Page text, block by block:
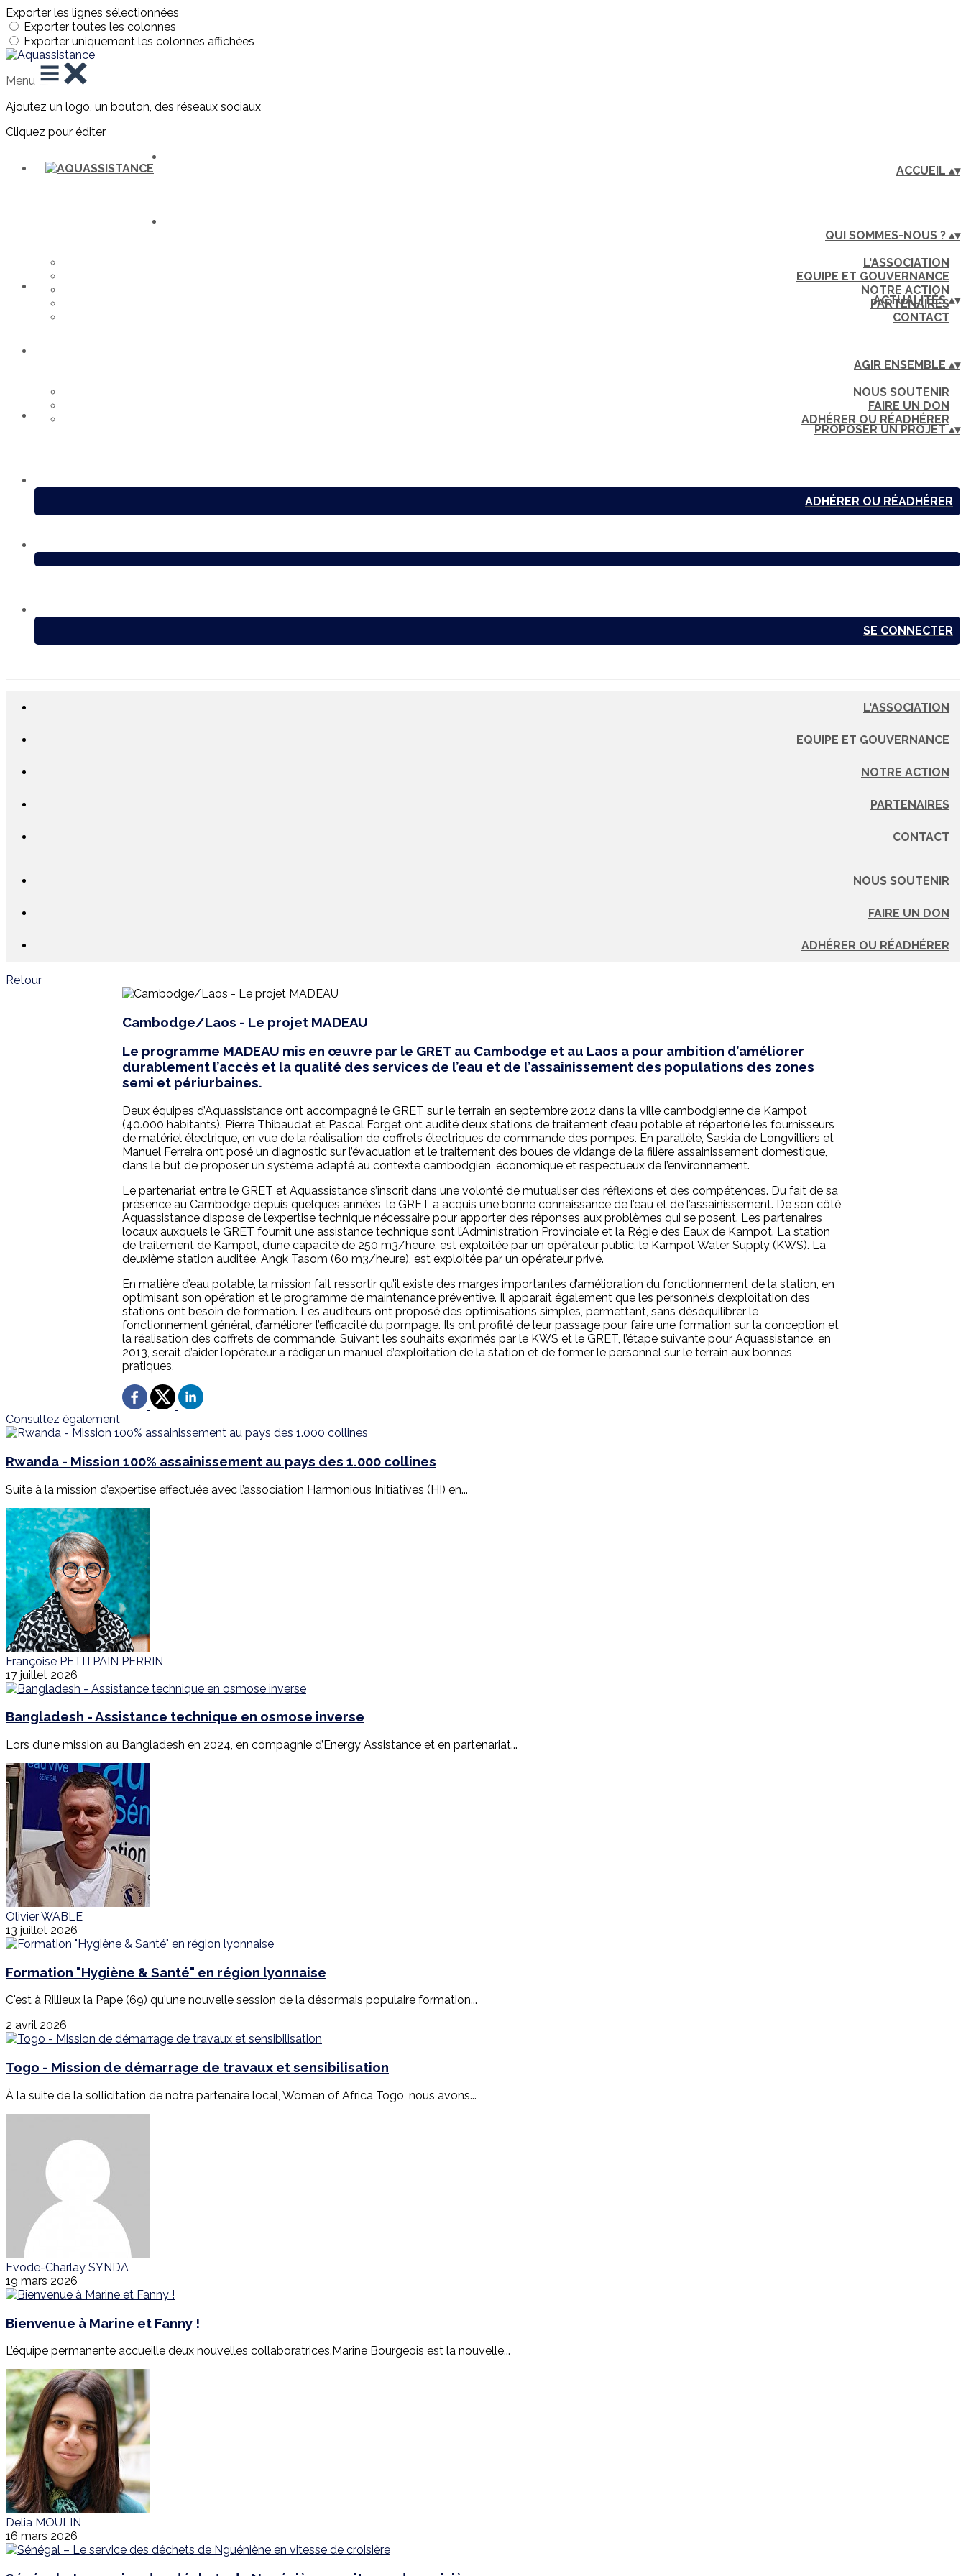
Exporter les lignes sélectionnées
Exporter toutes les colonnes
Exporter uniquement les colonnes affichées
Menu
Ajoutez un logo, un bouton, des réseaux sociaux
Cliquez pour éditer
ACCUEIL ▴▾
QUI SOMMES-NOUS ? ▴▾
L'ASSOCIATION
EQUIPE ET GOUVERNANCE
NOTRE ACTION
PARTENAIRES
CONTACT
ACTUALITÉS▴▾
AGIR ENSEMBLE ▴▾
NOUS SOUTENIR
FAIRE UN DON
ADHÉRER OU RÉADHÉRER
PROPOSER UN PROJET▴▾
ADHÉRER OU RÉADHÉRER
SE CONNECTER
L'ASSOCIATION
EQUIPE ET GOUVERNANCE
NOTRE ACTION
PARTENAIRES
CONTACT
NOUS SOUTENIR
FAIRE UN DON
ADHÉRER OU RÉADHÉRER
Retour
Cambodge/Laos - Le projet MADEAU
Le programme MADEAU mis en œuvre par le GRET au Cambodge et au Laos a pour ambition d’améliorer
durablement l’accès et la qualité des services de l’eau et de l’assainissement des populations des zones
semi et périurbaines.
Deux équipes d’Aquassistance ont accompagné le GRET sur le terrain en septembre 2012 dans la ville cambodgienne de Kampot
(40.000 habitants). Pierre Thibaudat et Pascal Forget ont audité deux stations de traitement d’eau potable et répertorié les fournisseurs
de matériel électrique, en vue de la réalisation de coffrets électriques de commande des pompes. En parallèle, Saskia de Longvilliers et
Manuel Ferreira ont posé un diagnostic sur l’évacuation et le traitement des boues de vidange de la filière assainissement domestique,
dans le but de proposer un système adapté au contexte cambodgien, économique et respectueux de l’environnement.
Le partenariat entre le GRET et Aquassistance s’inscrit dans une volonté de mutualiser des réflexions et des compétences. Du fait de sa
présence au Cambodge depuis quelques années, le GRET a acquis une bonne connaissance de l’eau et de l’assainissement. De son côté,
Aquassistance dispose de l’expertise technique nécessaire pour apporter des réponses aux problèmes qui se posent. Les partenaires
locaux auxquels le GRET fournit une assistance technique sont l’Administration Provinciale et la Régie des Eaux de Kampot. La station
de traitement de Kampot, d’une capacité de 250 m3/heure, est exploitée par un opérateur public, le Kampot Water Supply (KWS). La
deuxième station auditée, Angk Tasom (60 m3/heure), est exploitée par un opérateur privé.
En matière d’eau potable, la mission fait ressortir qu’il existe des marges importantes d’amélioration du fonctionnement de la station, en
optimisant son opération et le programme de maintenance préventive. Il apparait également que les personnels d’exploitation des
stations ont besoin de formation. Les auditeurs ont proposé des optimisations simples, permettant, sans déséquilibrer le
fonctionnement général, d’améliorer l’efficacité du pompage. Ils ont profité de leur passage pour faire une formation sur la conception et
la réalisation des coffrets de commande. Suivant les souhaits exprimés par le KWS et le GRET, l’étape suivante pour Aquassistance, en
2013, serait d’aider l’opérateur à rédiger un manuel d’exploitation de la station et de former le personnel sur le terrain aux bonnes
pratiques.
Consultez également
Rwanda - Mission 100% assainissement au pays des 1.000 collines
Suite à la mission d’expertise effectuée avec l’association Harmonious Initiatives (HI) en...
Françoise PETITPAIN PERRIN
17 juillet 2026
Bangladesh - Assistance technique en osmose inverse
Lors d’une mission au Bangladesh en 2024, en compagnie d’Energy Assistance et en partenariat...
Olivier WABLE
13 juillet 2026
Formation "Hygiène & Santé" en région lyonnaise
C'est à Rillieux la Pape (69) qu'une nouvelle session de la désormais populaire formation...
2 avril 2026
Togo - Mission de démarrage de travaux et sensibilisation
À la suite de la sollicitation de notre partenaire local, Women of Africa Togo, nous avons...
Evode-Charlay SYNDA
19 mars 2026
Bienvenue à Marine et Fanny !
L’équipe permanente accueille deux nouvelles collaboratrices.Marine Bourgeois est la nouvelle...
Delia MOULIN
16 mars 2026